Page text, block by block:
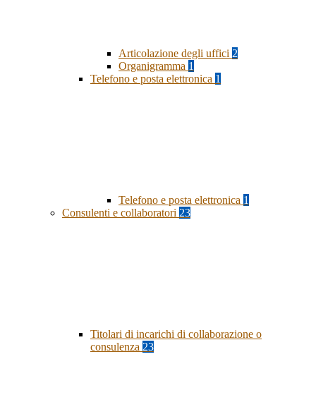
Articolazione degli uffici 2
Organigramma 1
Telefono e posta elettronica 1
Telefono e posta elettronica 1
Consulenti e collaboratori 23
Titolari di incarichi di collaborazione o
consulenza 23